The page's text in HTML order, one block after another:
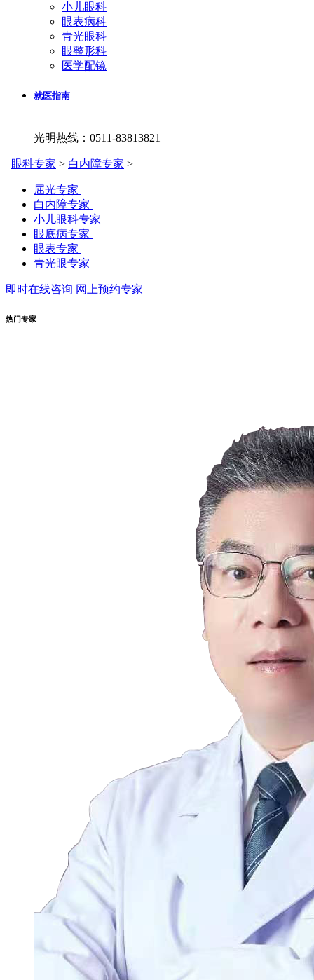
小儿眼科
眼表病科
青光眼科
眼整形科
医学配镜
就医指南
光明热线：0511-83813821
眼科专家 > 白内障专家 >
屈光专家
白内障专家
小儿眼科专家
眼底病专家
眼表专家
青光眼专家
即时在线咨询 网上预约专家
热门专家